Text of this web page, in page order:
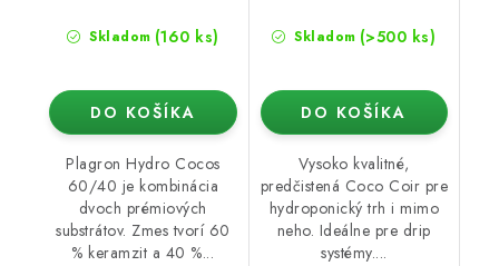
Skladom (160 ks)
DO KOŠÍKA
Plagron Hydro Cocos
60/40 je kombinácia
dvoch prémiových
substrátov. Zmes tvorí 60
% keramzit a 40 %...
Skladom (>500 ks)
DO KOŠÍKA
Vysoko kvalitné,
predčistená Coco Coir pre
hydroponický trh i mimo
neho. Ideálne pre drip
systémy....